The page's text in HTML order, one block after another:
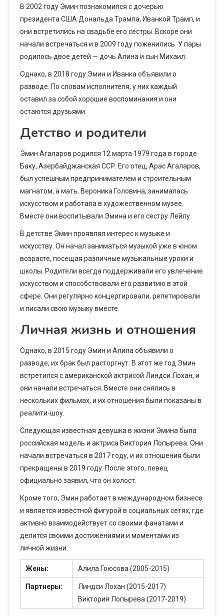
В 2002 году Эмин познакомился с дочерью
президента США Дональда Трампа, Иванкой Трамп, и
они встретились на свадьбе его сестры. Вскоре они
начали встречаться и в 2009 году поженились. У пары
родилось двое детей — дочь Алина и сын Михаил.
Однако, в 2018 году Эмин и Иванка объявили о
разводе. По словам исполнителя, у них каждый
оставил за собой хорошие воспоминания и они
остаются друзьями.
Детство и родители
Эмин Агаларов родился 12 марта 1979 года в городе
Баку, Азербайджанская ССР. Его отец, Арас Агаларов,
был успешным предпринимателем и строительным
магнатом, а мать, Вероника Головина, занималась
искусством и работала в художественном музее.
Вместе они воспитывали Эмина и его сестру Лейлу.
В детстве Эмин проявлял интерес к музыке и
искусству. Он начал заниматься музыкой уже в юном
возрасте, посещая различные музыкальные уроки и
школы. Родители всегда поддерживали его увлечение
искусством и способствовали его развитию в этой
сфере. Они регулярно концертировали, репетировали
и писали свою музыку вместе.
Личная жизнь и отношения
Однако, в 2015 году Эмин и Алила объявили о
разводе, их брак был расторгнут. В этот же год Эмин
встретился с американской актрисой Линдси Лохан, и
они начали встречаться. Вместе они снялись в
нескольких фильмах, и их отношения были показаны в
реалити-шоу.
Следующая известная девушка в жизни Эмина была
российская модель и актриса Виктория Лопырева. Они
начали встречаться в 2017 году, и их отношения были
прекращены в 2019 году. После этого, певец
официально заявил, что он холост.
Кроме того, Эмин работает в международном бизнесе
и является известной фигурой в социальных сетях, где
активно взаимодействует со своими фанатами и
делится своими достижениями и моментами из
личной жизни.
Жены: Алила Гоюсова (2005-2015)
Партнеры:
Линдси Лохан (2015-2017)
Виктория Лопырева (2017-2019)